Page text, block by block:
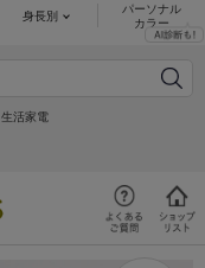
身長別
パーソナル
カラー
生活家電